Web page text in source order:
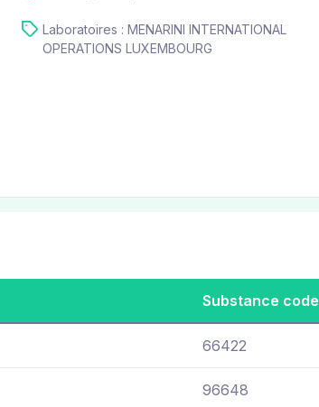
Laboratoires : MENARINI INTERNATIONAL
OPERATIONS LUXEMBOURG
Substance code
66422
96648